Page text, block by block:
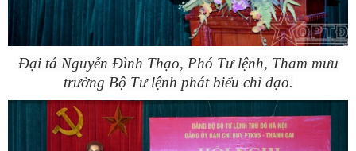
Đại tá Nguyễn Đình Thạo, Phó Tư lệnh, Tham mưu
trưởng Bộ Tư lệnh phát biểu chỉ đạo.